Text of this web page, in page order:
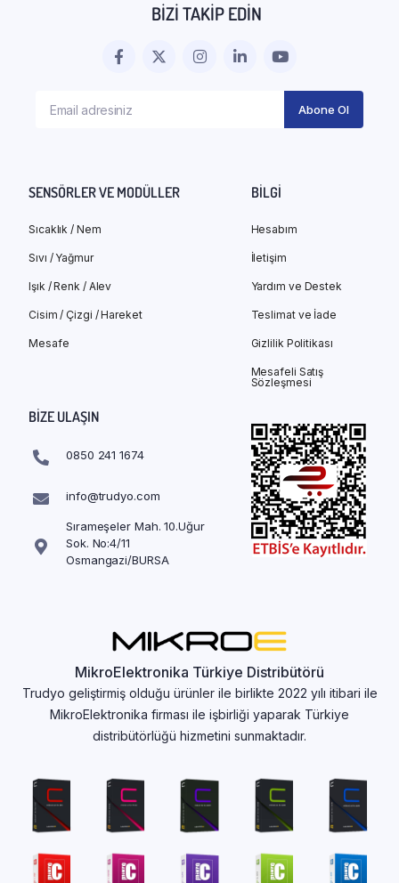
BIZI TAKIP EDIN
SENSÖRLER VE MODÜLLER
Sıcaklık / Nem
Sıvı / Yağmur
Işık / Renk / Alev
Cisim / Çizgi / Hareket
Mesafe
BILGI
Hesabım
İletişim
Yardım ve Destek
Teslimat ve İade
Gizlilik Politikası
Mesafeli Satış
Sözleşmesi
BIZE ULAŞIN
0850 241 1674
info@trudyo.com
Sırameşeler Mah. 10.Uğur
Sok. No:4/11
Osmangazi/BURSA
MikroElektronika Türkiye Distribütörü
Trudyo geliştirmiş olduğu ürünler ile birlikte 2022 yılı itibari ile
MikroElektronika firması ile işbirliği yaparak Türkiye
distribütörlüğü hizmetini sunmaktadır.